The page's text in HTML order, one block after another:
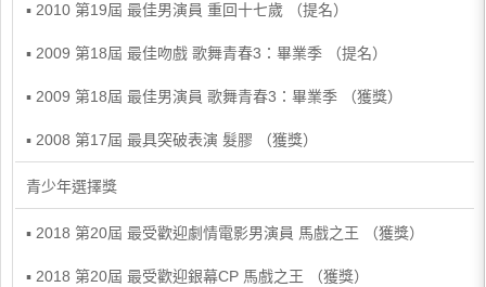
▪ 2010 第19屆 最佳男演員 重回十七歲 （提名）
▪ 2009 第18屆 最佳吻戲 歌舞青春3：畢業季 （提名）
▪ 2009 第18屆 最佳男演員 歌舞青春3：畢業季 （獲獎）
▪ 2008 第17屆 最具突破表演 髮膠 （獲獎）
青少年選擇獎
▪ 2018 第20屆 最受歡迎劇情電影男演員 馬戲之王 （獲獎）
▪ 2018 第20屆 最受歡迎銀幕CP 馬戲之王 （獲獎）